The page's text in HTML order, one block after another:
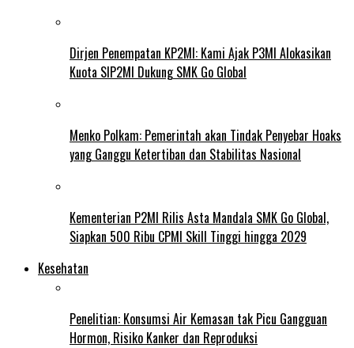
Dirjen Penempatan KP2MI: Kami Ajak P3MI Alokasikan
Kuota SIP2MI Dukung SMK Go Global
Menko Polkam: Pemerintah akan Tindak Penyebar Hoaks
yang Ganggu Ketertiban dan Stabilitas Nasional
Kementerian P2MI Rilis Asta Mandala SMK Go Global,
Siapkan 500 Ribu CPMI Skill Tinggi hingga 2029
Kesehatan
Penelitian: Konsumsi Air Kemasan tak Picu Gangguan
Hormon, Risiko Kanker dan Reproduksi